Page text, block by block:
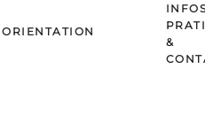
ORIENTATION
&